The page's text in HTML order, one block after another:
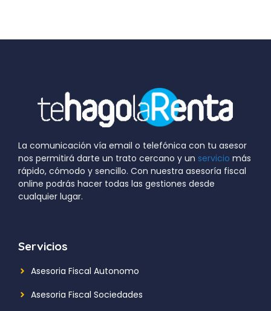
La comunicación vía email o telefónica con tu asesor
nos permitirá darte un trato cercano y un servicio más
rápido, cómodo y sencillo. Con nuestra asesoría fiscal
online podrás hacer todas las gestiones desde
cualquier lugar.
Servicios
Asesoria Fiscal Autonomo
Asesoria Fiscal Sociedades